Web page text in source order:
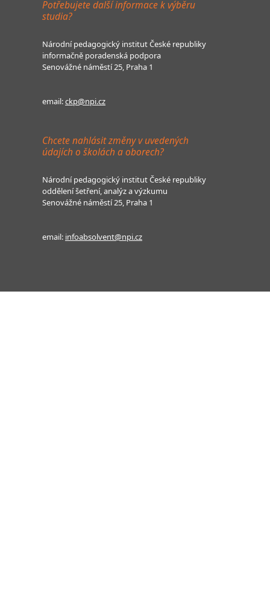
Potřebujete další informace k výběru
studia?
Národní pedagogický institut České republiky
informačně poradenská podpora
Senovážné náměstí 25, Praha 1
email:ckp@npi.cz
Chcete nahlásit změny v uvedených
údajích o školách a oborech?
Národní pedagogický institut České republiky
oddělení šetření, analýz a výzkumu
Senovážné náměstí 25, Praha 1
email: infoabsolvent@npi.cz